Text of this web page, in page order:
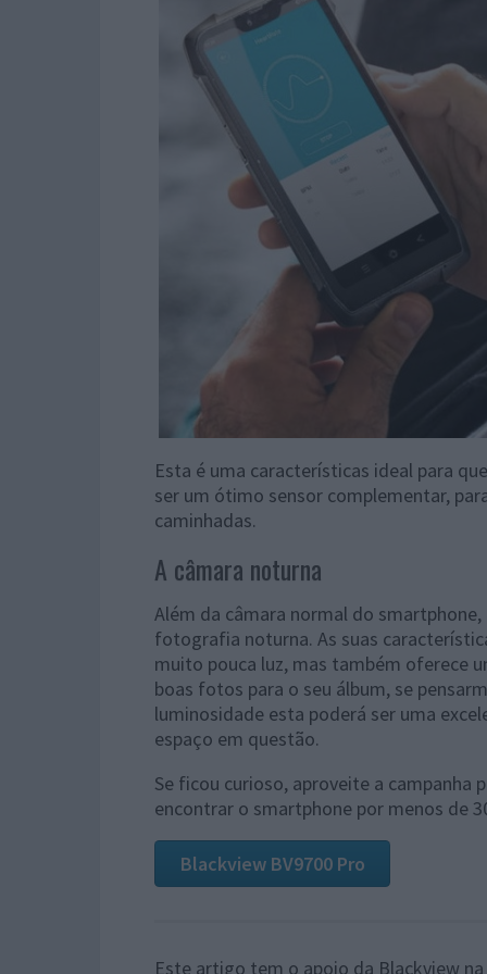
Esta é uma características ideal para
ser um ótimo sensor complementar,
caminhadas.
A câmara noturna
Além da câmara normal do
fotografia noturna. As suas
muito pouca luz, mas também oferece
boas fotos para o seu álbum, se
luminosidade esta poderá ser uma
espaço em questão.
Se ficou curioso, aproveite a
encontrar o smartphone por menos de
Blackview BV9700 Pro
Este artigo tem o apoio da Blackview